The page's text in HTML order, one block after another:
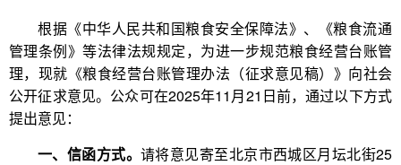
根据《中华人民共和国粮食安全保障法》、《粮食流通
管理条例》等法律法规规定，为进一步规范粮食经营台账管
理，现就《粮食经营台账管理办法（征求意见稿）》向社会
公开征求意见。公众可在2025年11月21日前，通过以下方式
提出意见：
一、信函方式。请将意见寄至北京市西城区月坛北街25